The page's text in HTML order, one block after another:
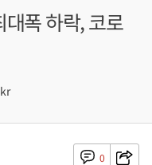
폭 하락, 코로
0